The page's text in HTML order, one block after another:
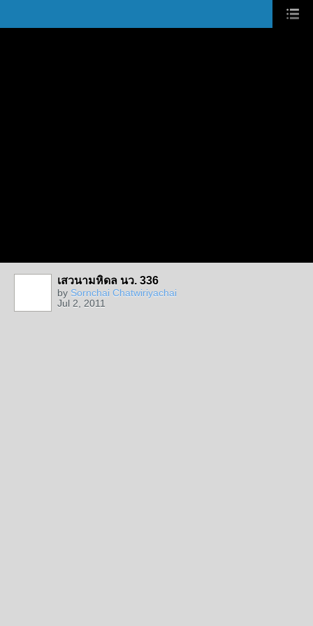
เสวนามหิดล นว. 336
by Sornchai Chatwiriyachai
Jul 2, 2011